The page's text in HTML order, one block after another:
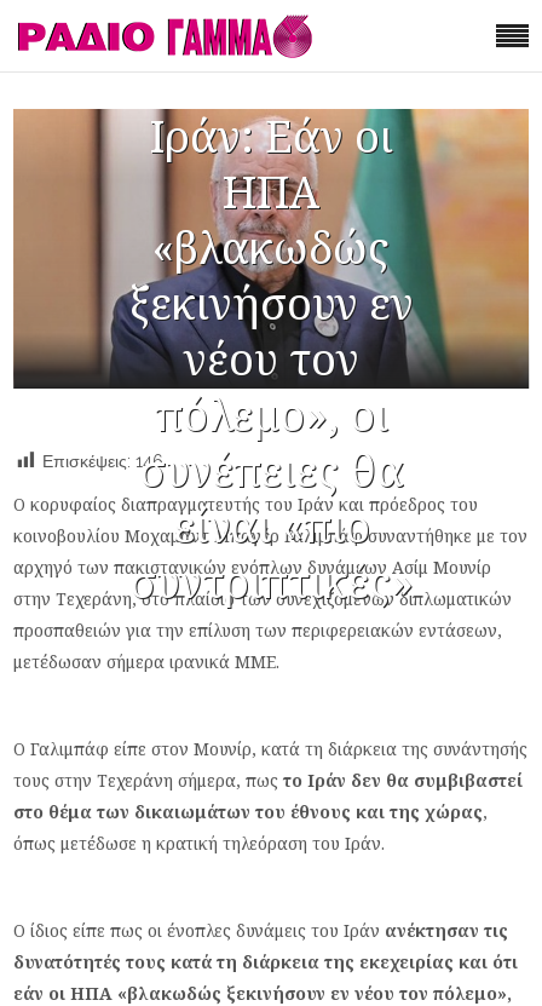
Ιράν: Εάν οι
ΗΠΑ
«βλακωδώς
ξεκινήσουν εν
νέου τον
πόλεμο», οι
συνέπειες θα
είναι «πιο
συντριπτικές»
Επισκέψεις: 146
Ο κορυφαίος διαπραγματευτής του Ιράν και πρόεδρος του
κοινοβουλίου Μοχαμάντ Μπαγέρ Γαλιμπάφ συναντήθηκε με τον
αρχηγό των πακιστανικών ενόπλων δυνάμεων Ασίμ Μουνίρ
στην Τεχεράνη, στο πλαίσιο των συνεχιζόμενων διπλωματικών
προσπαθειών για την επίλυση των περιφερειακών εντάσεων,
μετέδωσαν σήμερα ιρανικά ΜΜΕ.
Ο Γαλιμπάφ είπε στον Μουνίρ, κατά τη διάρκεια της συνάντησής
τους στην Τεχεράνη σήμερα, πωςτο Ιράν δεν θα συμβιβαστεί
στο θέμα των δικαιωμάτων του έθνους και της χώρας,
όπως μετέδωσε η κρατική τηλεόραση του Ιράν.
Ο ίδιος είπε πως οι ένοπλες δυνάμεις του Ιράν ανέκτησαν τις
δυνατότητές τους κατά τη διάρκεια της εκεχειρίας και ότι
εάν οι ΗΠΑ «βλακωδώς ξεκινήσουν εν νέου τον πόλεμο»,